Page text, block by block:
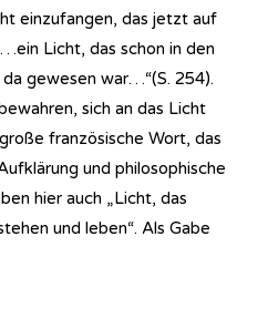
einzufangen, das jetzt auf
Licht, das schon in den
gewesen war…“(S. 254).
sich an das Licht
französische Wort, das
und philosophische
hier auch „Licht, das
und leben“. Als Gabe